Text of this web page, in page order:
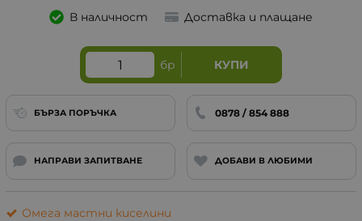
В наличност Доставка и плащане
бр КУПИ
БЪРЗА ПОРЪЧКА 0878 / 854 888
НАПРАВИ ЗАПИТВАНЕ ДОБАВИ В ЛЮБИМИ
Омега мастни киселини